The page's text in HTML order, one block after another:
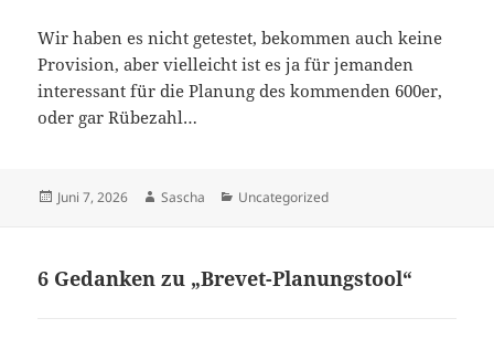
Wir haben es nicht getestet, bekommen auch keine
Provision, aber vielleicht ist es ja für jemanden
interessant für die Planung des kommenden 600er,
oder gar Rübezahl…
Veröffentlicht
Juni 7, 2026 Autor
Sascha Kategorien
Uncategorized
6 Gedanken zu „Brevet-Planungstool“